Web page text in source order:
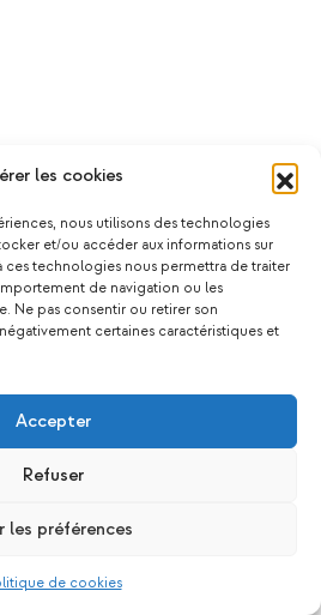
les cookies
nous utilisons des technologies
et/ou accéder aux informations sur
ces technologies nous permettra de traiter
de navigation ou les
Ne pas consentir ou retirer son
certaines caractéristiques et
Accepter
Refuser
les préférences
de cookies